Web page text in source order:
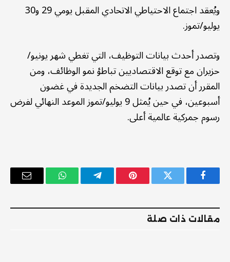
ويُعقد اجتماع الاحتياطي الاتحادي المقبل يومي 29 و30
يوليو/تموز.
وتصدر أحدث بيانات التوظيف، التي تغطي شهر يونيو/
حزيران مع توقع الاقتصاديين تباطؤ نمو الوظائف، ومن
المقرر أن تصدر بيانات التضخم الجديدة في غضون
أسبوعين، في حين يُمثل 9 يوليو/تموز الموعد النهائي لفرض
رسوم جمركية عالمية أعلى.
فيسبوك تويتر بينتيريستتيلقرام واتساب
البريد
مقالات ذات صلة